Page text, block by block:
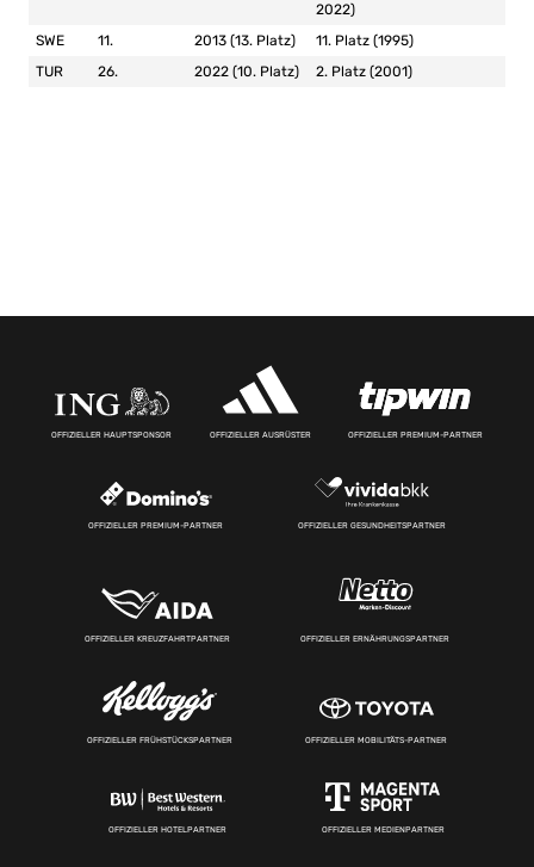
2022)
SWE
11. 2013 (13. Platz)
11. Platz (1995)
TUR
26. 2022 (10. Platz) 2. Platz (2001)
OFFIZIELLER HAUPTSPONSOR OFFIZIELLER AUSRÜSTER OFFIZIELLER PREMIUM-PARTNER
OFFIZIELLER PREMIUM-PARTNER OFFIZIELLER GESUNDHEITSPARTNER
OFFIZIELLER KREUZFAHRTPARTNER OFFIZIELLER ERNÄHRUNGSPARTNER
OFFIZIELLER FRÜHSTÜCKSPARTNER OFFIZIELLER MOBILITÄTS-PARTNER
OFFIZIELLER HOTELPARTNER OFFIZIELLER MEDIENPARTNER